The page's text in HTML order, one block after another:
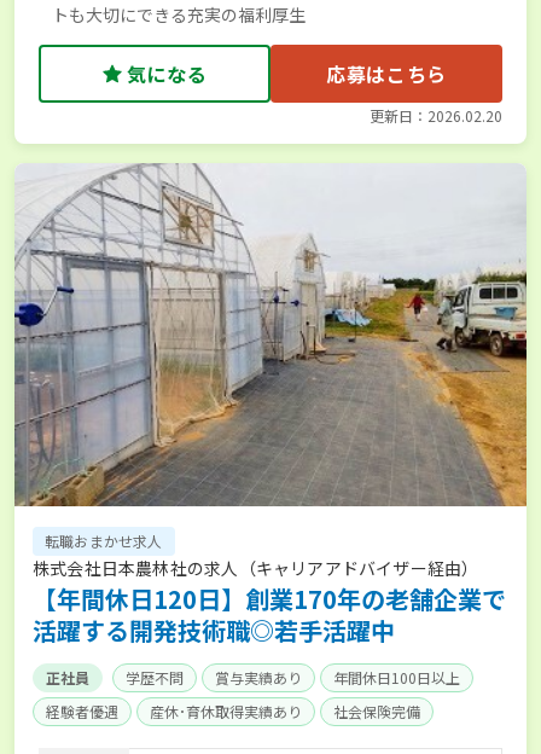
トも大切にできる充実の福利厚生
気になる 応募はこちら
更新日：2026.02.20
転職おまかせ求人
株式会社日本農林社の求人（キャリアアドバイザー経由）
【年間休日120日】創業170年の老舗企業で
活躍する開発技術職◎若手活躍中
正社員 学歴不問 賞与実績あり
年間休日100日以上
経験者優遇
産休･育休取得実績あり 社会保険完備